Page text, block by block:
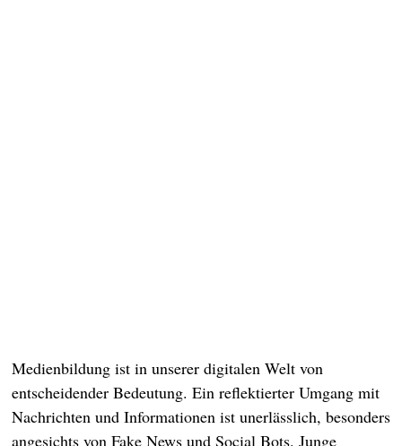
Medienbildung ist in unserer digitalen Welt von
entscheidender Bedeutung. Ein reflektierter Umgang mit
Nachrichten und Informationen ist unerlässlich, besonders
angesichts von Fake News und Social Bots. Junge